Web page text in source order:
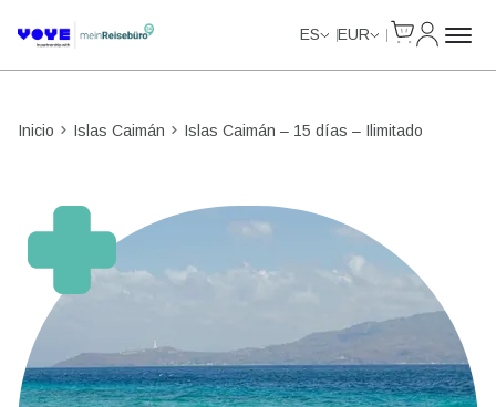
ES EUR
Inicio Islas Caimán Islas Caimán – 15 días – Ilimitado